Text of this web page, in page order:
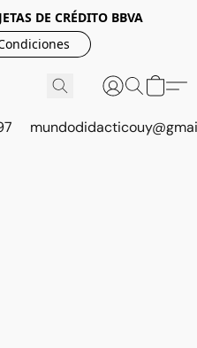
DE CRÉDITO BBVA